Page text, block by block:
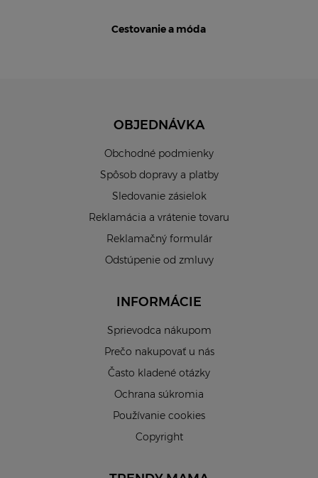
Cestovanie a móda
OBJEDNÁVKA
Obchodné podmienky
Spôsob dopravy a platby
Sledovanie zásielok
Reklamácia a vrátenie tovaru
Reklamačný formulár
Odstúpenie od zmluvy
INFORMÁCIE
Sprievodca nákupom
Prečo nakupovať u nás
Často kladené otázky
Ochrana súkromia
Používanie cookies
Copyright